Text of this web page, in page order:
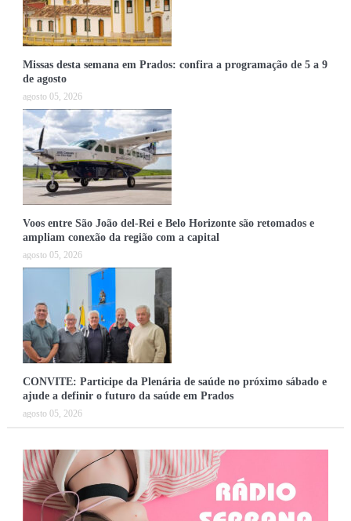
Missas desta semana em Prados: confira a programação de 5 a 9
de agosto
agosto 05, 2026
Voos entre São João del-Rei e Belo Horizonte são retomados e
ampliam conexão da região com a capital
agosto 05, 2026
CONVITE: Participe da Plenária de saúde no próximo sábado e
ajude a definir o futuro da saúde em Prados
agosto 05, 2026